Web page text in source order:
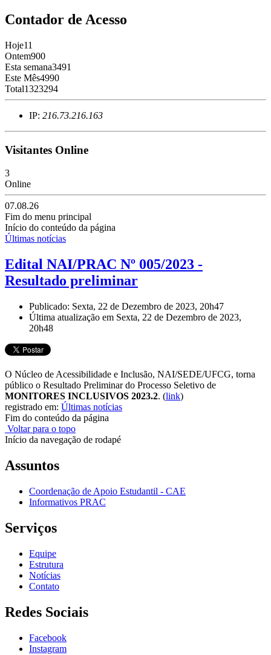
Contador de Acesso
Hoje11
Ontem900
Esta semana3491
Este Mês4990
Total1323294
IP: 216.73.216.163
Visitantes Online
3
Online
07.08.26
Fim do menu principal
Início do conteúdo da página
Últimas notícias
Edital NAI/PRAC Nº 005/2023 -
Resultado preliminar
Publicado: Sexta, 22 de Dezembro de 2023, 20h47
Última atualização em Sexta, 22 de Dezembro de 2023,
20h48
O Núcleo de Acessibilidade e Inclusão, NAI/SEDE/UFCG, torna
público o Resultado Preliminar do Processo Seletivo de
MONITORES INCLUSIVOS 2023.2. (link)
registrado em: Últimas notícias
Fim do conteúdo da página
Voltar para o topo
Início da navegação de rodapé
Assuntos
Coordenação de Apoio Estudantil - CAE
Informativos PRAC
Serviços
Equipe
Estrutura
Notícias
Contato
Redes Sociais
Facebook
Instagram